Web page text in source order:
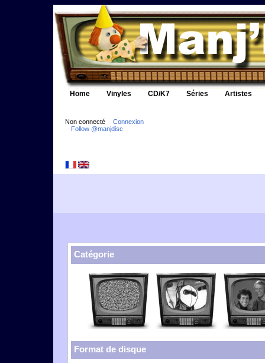
Home Vinyles CD/K7 Séries Artistes
Non connecté
Connexion
Follow @manjdisc
Catégorie
Format de disque